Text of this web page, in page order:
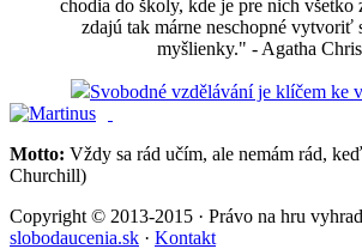
chodia do školy, kde je pre nich všetko
zdajú tak márne neschopné vytvoriť
myšlienky." - Agatha
Svobodné vzdělávání je klíčem ke
Motto: Vždy sa rád učím, ale nemám rád,
Churchill)
Copyright © 2013-2015 · Právo na hru
slobodaucenia.sk · Kontakt